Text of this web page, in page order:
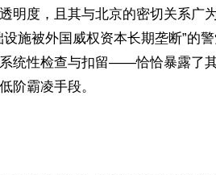
明度，且其与北京的密切关系广为
施被外国威权资本长期垄断”的
统性检查与扣留——恰恰暴露了
阶霸凌手段。